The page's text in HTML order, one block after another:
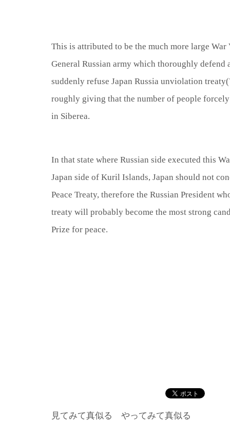
This is attributed to be the much more large War
General Russian army which thoroughly defend
suddenly refuse Japan Russia unviolation
roughly giving that the number of people
in Siberea.
In that state where Russian side executed this
Japan side of Kuril Islands, Japan should not
Peace Treaty, therefore the Russian President
treaty will probably become the most strong
Prize for peace.
見てみて真似る やってみて真似る